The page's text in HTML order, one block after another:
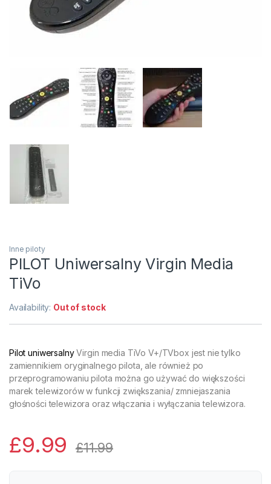
Inne piloty
PILOT Uniwersalny Virgin Media
TiVo
Availability: Out of stock
Pilot uniwersalnyVirgin media TiVo V+/TVbox jest nie tylko
zamiennikiem oryginalnego pilota, ale również po
przeprogramowaniu pilota można go używać do większości
marek telewizorów w funkcji zwiększania/ zmniejaszania
głośności telewizora oraz włączania i wyłączania telewizora.
£9.99 £11.99